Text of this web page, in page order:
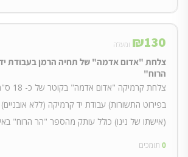
₪130 ומעלה
צלחת "אדום אדמה" של תחיה הרמן בעבודת
הרוח"
צלחת
בפירוט התשורות) עבודת יד קרמיקה (ללא
(אישתו של נינו) כולל עותק מהספר "הר הרוח"
0 תומכים